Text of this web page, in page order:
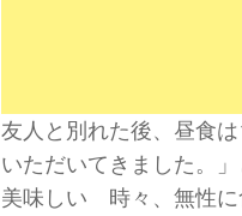
友人と別れた後、昼食
いただいてきました。
美味しい 時々、無性に